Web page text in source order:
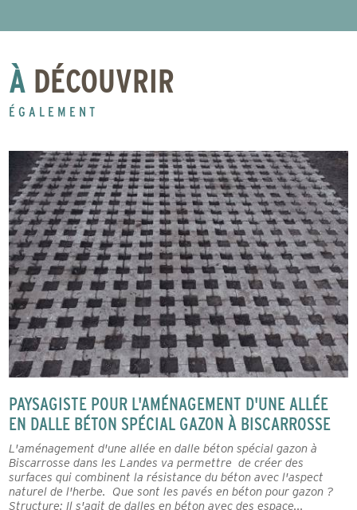
À DÉCOUVRIR
ÉGALEMENT
PAYSAGISTE POUR L'AMÉNAGEMENT D'UNE ALLÉE
EN DALLE BÉTON SPÉCIAL GAZON À BISCARROSSE
L'aménagement d'une allée en dalle béton spécial gazon à
Biscarrosse dans les Landes va permettre de créer des
surfaces qui combinent la résistance du béton avec l'aspect
naturel de l'herbe. Que sont les pavés en béton pour gazon ?
Structure: Il s'agit de dalles en béton avec des espace...